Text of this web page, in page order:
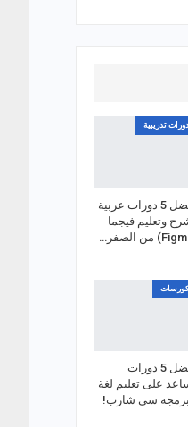
دورات تدريبية
أفضل 5 دورات عربية
وتعليم فيجما
كورسات
أفضل 5 دورات
على تعليم لغة
سي شارب!